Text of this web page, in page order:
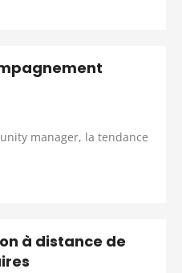
manager, la tendance
à distance de